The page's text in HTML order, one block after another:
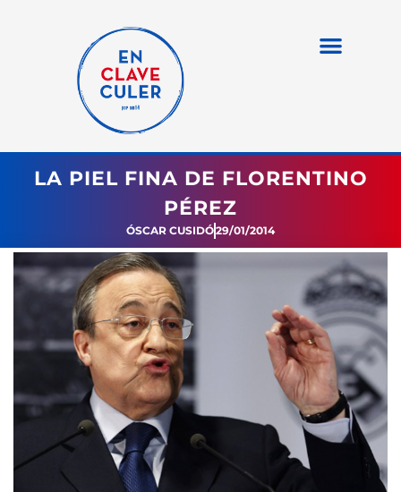
LA PIEL FINA DE FLORENTINO
PÉREZ
ÓSCAR CUSIDÓ29/01/2014